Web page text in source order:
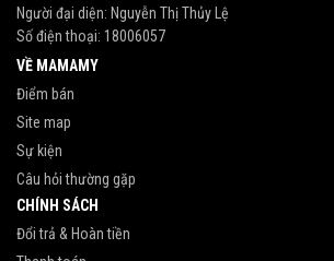
Người đại diện: Nguyễn Thị Thủy Lệ
Số điện thoại: 18006057
VỀ MAMAMY
Điểm bán
Site map
Sự kiện
Câu hỏi thường gặp
CHÍNH SÁCH
Đổi trả & Hoàn tiền